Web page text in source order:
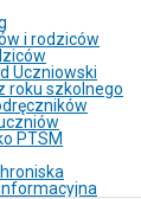
i rodziców
Uczniowski
roku szkolnego
PTSM